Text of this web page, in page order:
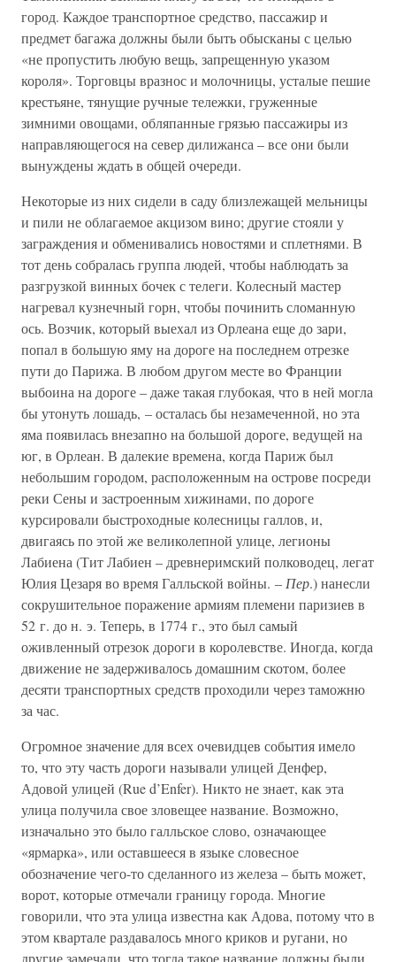
город. Каждое транспортное средство, пассажир и
предмет багажа должны были быть обысканы с целью
«не пропустить любую вещь, запрещенную указом
короля». Торговцы вразнос и молочницы, усталые пешие
крестьяне, тянущие ручные тележки, груженные
зимними овощами, обляпанные грязью пассажиры из
направляющегося на север дилижанса – все они были
вынуждены ждать в общей очереди.
Некоторые из них сидели в саду близлежащей мельницы
и пили не облагаемое акцизом вино; другие стояли у
заграждения и обменивались новостями и сплетнями. В
тот день собралась группа людей, чтобы наблюдать за
разгрузкой винных бочек с телеги. Колесный мастер
нагревал кузнечный горн, чтобы починить сломанную
ось. Возчик, который выехал из Орлеана еще до зари,
попал в большую яму на дороге на последнем отрезке
пути до Парижа. В любом другом месте во Франции
выбоина на дороге – даже такая глубокая, что в ней могла
бы утонуть лошадь, – осталась бы незамеченной, но эта
яма появилась внезапно на большой дороге, ведущей на
юг, в Орлеан. В далекие времена, когда Париж был
небольшим городом, расположенным на острове посреди
реки Сены и застроенным хижинами, по дороге
курсировали быстроходные колесницы галлов, и,
двигаясь по этой же великолепной улице, легионы
Лабиена (Тит Лабиен – древнеримский полководец, легат
Юлия Цезаря во время Галльской войны. –Пер.) нанесли
сокрушительное поражение армиям племени паризиев в
52 г. до н. э. Теперь, в 1774 г., это был самый
оживленный отрезок дороги в королевстве. Иногда, когда
движение не задерживалось домашним скотом, более
десяти транспортных средств проходили через таможню
за час.
Огромное значение для всех очевидцев события имело
то, что эту часть дороги называли улицей Денфер,
Адовой улицей (Rue d’Enfer). Никто не знает, как эта
улица получила свое зловещее название. Возможно,
изначально это было галльское слово, означающее
«ярмарка», или оставшееся в языке словесное
обозначение чего-то сделанного из железа – быть может,
ворот, которые отмечали границу города. Многие
говорили, что эта улица известна как Адова, потому что в
этом квартале раздавалось много криков и ругани, но